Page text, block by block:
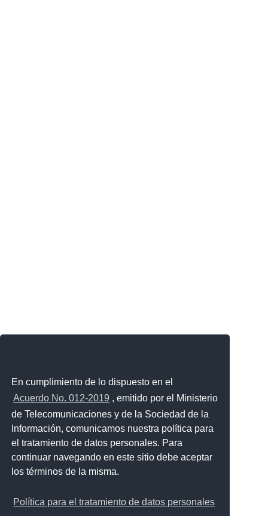
En cumplimiento de lo dispuesto en el
Acuerdo No. 012-2019 , emitido por el Ministerio
de Telecomunicaciones y de la Sociedad de la
Información, comunicamos nuestra política para
el tratamiento de datos personales. Para
continuar navegando en este sitio debe aceptar
los términos de la misma.
Política para el tratamiento de datos personales